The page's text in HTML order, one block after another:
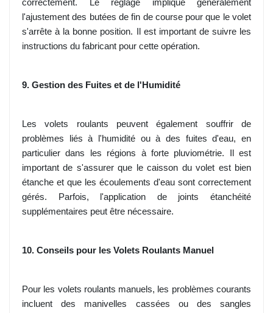
correctement. Le réglage implique généralement
l'ajustement des butées de fin de course pour que le volet
s'arrête à la bonne position. Il est important de suivre les
instructions du fabricant pour cette opération.
9. Gestion des Fuites et de l'Humidité
Les volets roulants peuvent également souffrir de
problèmes liés à l'humidité ou à des fuites d'eau, en
particulier dans les régions à forte pluviométrie. Il est
important de s'assurer que le caisson du volet est bien
étanche et que les écoulements d'eau sont correctement
gérés. Parfois, l'application de joints étanchéité
supplémentaires peut être nécessaire.
10. Conseils pour les Volets Roulants Manuel
Pour les volets roulants manuels, les problèmes courants
incluent des manivelles cassées ou des sangles